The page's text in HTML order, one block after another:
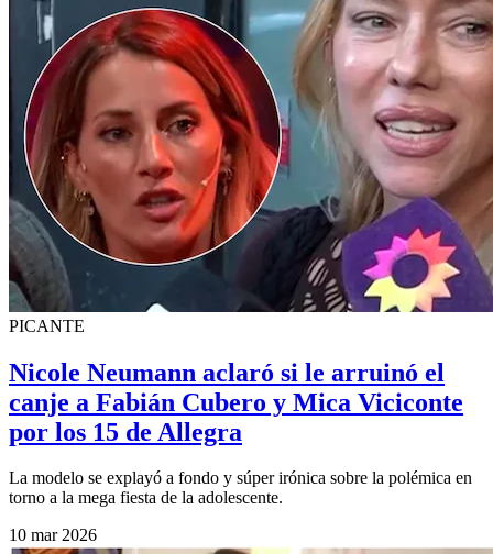
PICANTE
Nicole Neumann aclaró si le arruinó el
canje a Fabián Cubero y Mica Viciconte
por los 15 de Allegra
La modelo se explayó a fondo y súper irónica sobre la polémica en
torno a la mega fiesta de la adolescente.
10 mar 2026